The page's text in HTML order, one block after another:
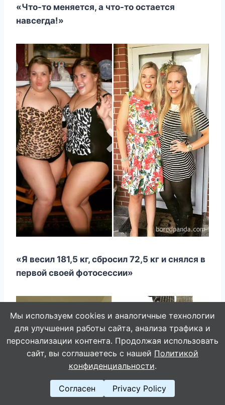
«Что-то меняется, а что-то остается
навсегда!»
«Я весил 181,5 кг, сбросил 72,5 кг и снялся в
первой своей фотосессии»
Мы используем cookies и аналогичные технологии
для улучшения работы сайта, анализа трафика и
персонализации контента. Продолжая использовать
сайт, вы соглашаетесь с нашей Политикой
конфиденциальности.
Согласен Privacy Policy